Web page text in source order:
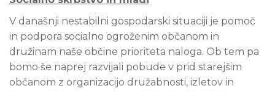
V današnji nestabilni gospodarski situaciji je pomoč
in podpora socialno ogroženim občanom in
družinam naše občine prioriteta naloga. Ob tem pa
bomo še naprej razvijali pobude v prid starejšim
občanom z organizacijo družabnosti, izletov in